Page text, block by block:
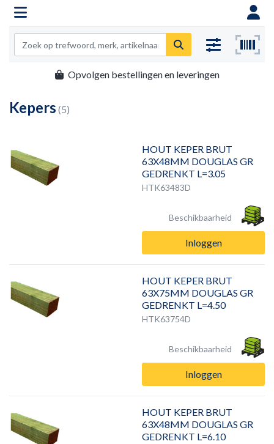
Opvolgen bestellingen en leveringen
Kepers (5)
HOUT KEPER BRUT
63X48MM DOUGLAS GR
GEDRENKT L=3.05
HTK63483D
Beschikbaarheid
Inloggen
HOUT KEPER BRUT
63X75MM DOUGLAS GR
GEDRENKT L=4.50
HTK63754D
Beschikbaarheid
Inloggen
HOUT KEPER BRUT
63X48MM DOUGLAS GR
GEDRENKT L=6.10